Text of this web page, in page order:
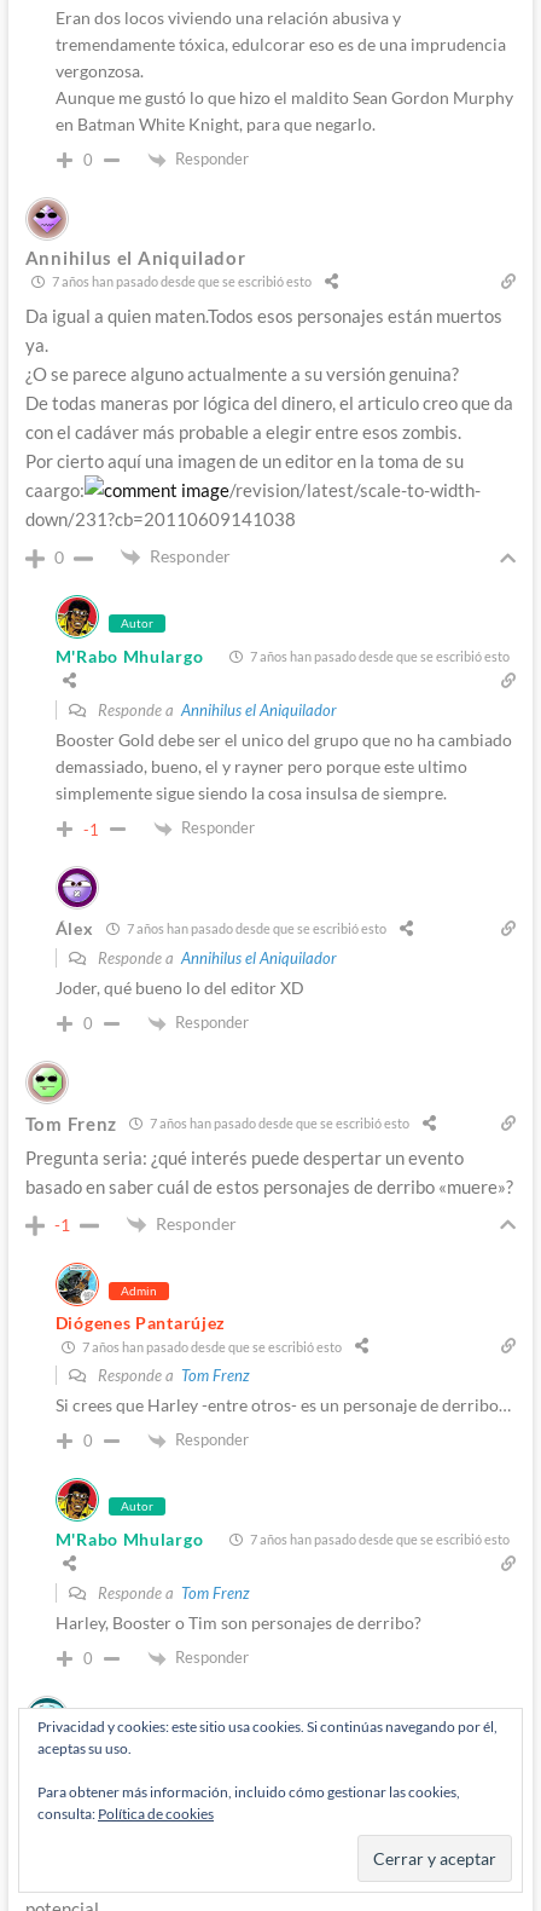
Eran dos locos viviendo una relación abusiva y
tremendamente tóxica, edulcorar eso es de una imprudencia
vergonzosa.
Aunque me gustó lo que hizo el maldito Sean Gordon Murphy
en Batman White Knight, para que negarlo.
0 Responder
Annihilus el Aniquilador
7 años han pasado desde que se escribió esto
Da igual a quien maten.Todos esos personajes están muertos
ya.
¿O se parece alguno actualmente a su versión genuina?
De todas maneras por lógica del dinero, el articulo creo que da
con el cadáver más probable a elegir entre esos zombis.
Por cierto aquí una imagen de un editor en la toma de su
caargo:
/revision/latest/scale-to-width-
down/231?cb=20110609141038
0 Responder
Autor
M'Rabo Mhulargo 7 años han pasado desde que se escribió esto
Responde aAnnihilus el Aniquilador
Booster Gold debe ser el unico del grupo que no ha cambiado
demassiado, bueno, el y rayner pero porque este ultimo
simplemente sigue siendo la cosa insulsa de siempre.
-1 Responder
Álex 7 años han pasado desde que se escribió esto
Responde a Annihilus el Aniquilador
Joder, qué bueno lo del editor XD
0 Responder
Tom Frenz 7 años han pasado desde que se escribió esto
Pregunta seria: ¿qué interés puede despertar un evento
basado en saber cuál de estos personajes de derribo «muere»?
-1 Responder
Admin
Diógenes Pantarújez
7 años han pasado desde que se escribió esto
Responde a Tom Frenz
Si crees que Harley -entre otros- es un personaje de derribo…
0 Responder
Autor
M'Rabo Mhulargo 7 años han pasado desde que se escribió esto
Responde a Tom Frenz
Harley, Booster o Tim son personajes de derribo?
0 Responder
JB VS 7 años han pasado desde que se escribió esto
Los caminos de Dios son misteeiosos y no morirá rayner.
Porque rayner es para muchos. Lo que los cómics de Lee y
portacio para otros. Con el comenzaron en este mundo del
cómic. Y solo falta un buen guionista para alcanzar su
Privacidad y cookies: este sitio usa cookies. Si continúas navegando por él,
aceptas su uso.
Para obtener más información, incluido cómo gestionar las cookies,
consulta: Política de cookies